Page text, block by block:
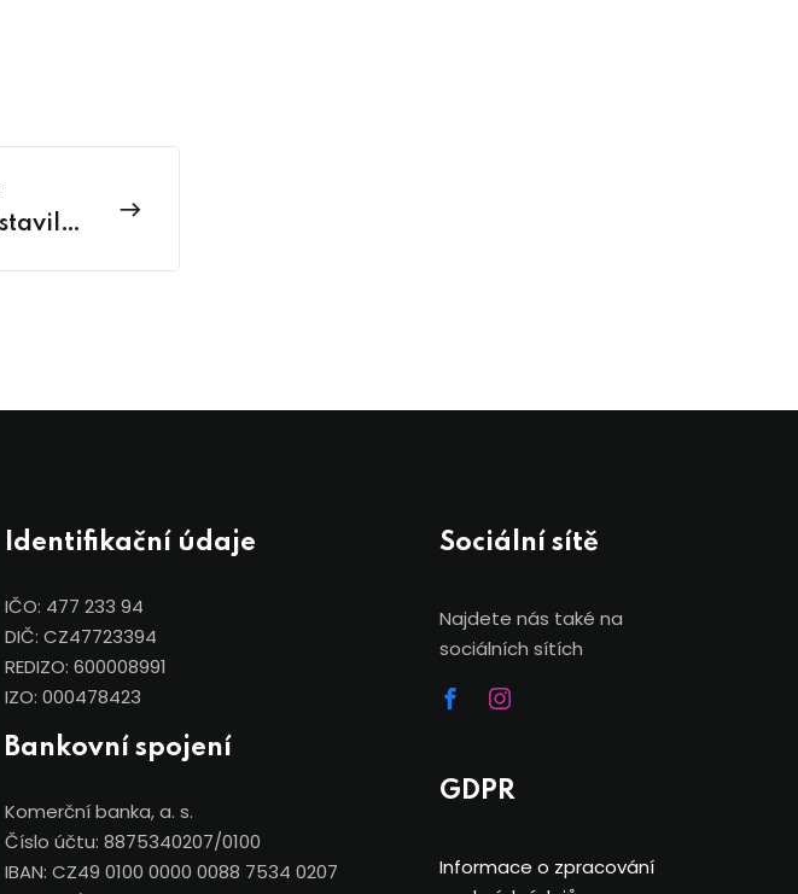
Identifikační údaje
IČO: 477 233 94
DIČ: CZ47723394
REDIZO: 600008991
IZO: 000478423
Bankovní spojení
Komerční banka, a. s.
Číslo účtu: 8875340207/0100
IBAN: CZ49 0100 0000 0088 7534 0207
Sociální sítě
Najdete nás také na
sociálních sítích
GDPR
Informace o zpracování